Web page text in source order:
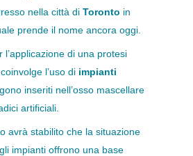
nella città di Toronto in
prende il nome ancora oggi.
l’applicazione di una protesi
coinvolge l’uso di impianti
inseriti nell’osso mascellare
artificiali.
avrà stabilito che la situazione
impianti offrono una base